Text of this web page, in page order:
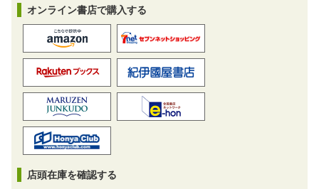
オンライン書店で購入する
店頭在庫を確認する